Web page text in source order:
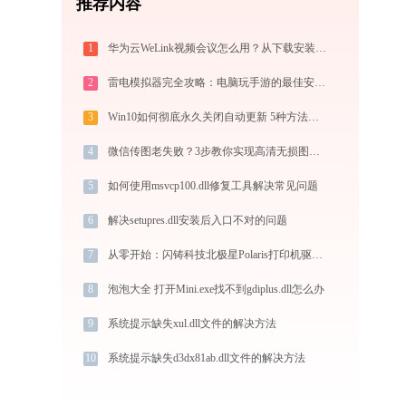
推荐内容
1 华为云WeLink视频会议怎么用？从下载安装到大型会议主持的全流程指南
2 雷电模拟器完全攻略：电脑玩手游的最佳安卓模拟器下载安装与优化配置指南
3 Win10如何彻底永久关闭自动更新 5种方法教你永久关闭win10自动更新
4 微信传图老失败？3步教你实现高清无损图片压缩
5 如何使用msvcp100.dll修复工具解决常见问题
6 解决setupres.dll安装后入口不对的问题
7 从零开始：闪铸科技北极星Polaris打印机驱动的下载及安装流程
8 泡泡大全 打开Mini.exe找不到gdiplus.dll怎么办
9 系统提示缺失xul.dll文件的解决方法
10 系统提示缺失d3dx81ab.dll文件的解决方法